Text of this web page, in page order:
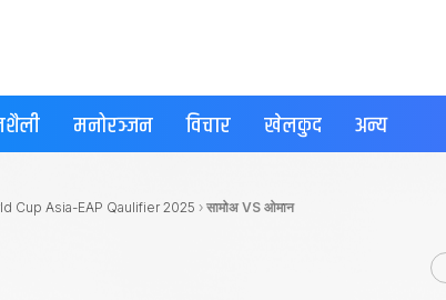
मनोरञ्जन विचार खेलकुद अन्य
Cup Asia-EAP Qaulifier 2025 › सामोअ VS ओमान